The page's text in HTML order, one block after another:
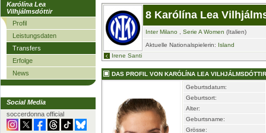
Karólína Lea
Vilhjálmsdóttir
Profil
Leistungsdaten
Transfers
Erfolge
News
Social Media
soccerdonna official
8 Karólína Lea
Inter Milano Serie A Women (Italien)
Aktuelle Nationalspielerin: Island
Irene Santi
DAS PROFIL VON KARÓLÍNA LEA VILHJÁLMSDÓTTIR
Geburtsdatum:
Geburtsort:
Alter:
Geburtsname:
Grösse: